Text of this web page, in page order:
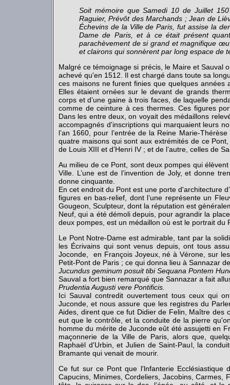
Soit mémoire que Samedi 10 de Juillet
Raguier, Prévôt des Marchands ; Jean de
Échevins de la Ville de Paris, fut assise la
Dame de Paris, et à ce était présent
parachèvement de si grand et magnifique
et clairons qui sonnèrent par long espace de
Malgré ce témoignage si précis, le Maire et Sauval
achevé qu'en 1512. Il est chargé dans toute sa
ces maisons ne furent finies que quelques
Elles étaient ornées sur le devant de grands
corps et d’une gaine à trois faces, de laquelle
comme de ceinture à ces thermes. Ces figures
Dans les entre deux, on voyait des médaillons
accompagnés d'inscriptions qui marquaient leurs
l’an 1660, pour l’entrée de la Reine Marie-
quatre maisons qui sont aux extrémités de ce
de Louis XIII et d’Henri IV ; et de l’autre, celles de
Au milieu de ce Pont, sont deux pompes qui
Ville. L’une est de l’invention de Joly, et donne
donne cinquante.
En cet endroit du Pont est une porte d'architecture
figures en bas-relief, dont l’une représente un
Gougeon, Sculpteur, dont la réputation est
Neuf, qui a été démoli depuis, pour agrandir la
deux pompes, est un médaillon où est le portrait du
Le Pont Notre-Dame est admirable, tant par la
les Écrivains qui sont venus depuis, ont tous
Joconde, en François Joyeux, né à Vérone, sur
Petit-Pont de Paris ; ce qui donna lieu à Sannazar
Jucundus geminum posuit tibi Sequana Pontem
Sauval a fort bien remarqué que Sannazar a fait
Prudentia Augusti vere Pontificis.
Ici Sauval contredit ouvertement tous ceux qui
Juconde, et nous assure que les registres du
Aides, dirent que ce fut Didier de Felin, Maître des
eut que le contrôle, et la conduite de la pierre
homme du mérite de Juconde eût été assujetti en
maçonnerie de la Ville de Paris, alors que,
Raphaël d'Urbin, et Julien de Saint-Paul, la
Bramante qui venait de mourir.
Ce fut sur ce Pont que l'lnfanterie
Capucins, Minimes, Cordeliers, Jacobins, Carmes,